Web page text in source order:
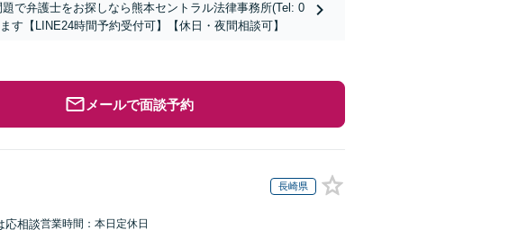
で弁護士をお探しなら熊本セントラル法律事務所(Tel: 0
す【LINE24時間予約受付可】【休日・夜間相談可】
メールで面談予約
長崎県
応相談営業時間：本日定休日